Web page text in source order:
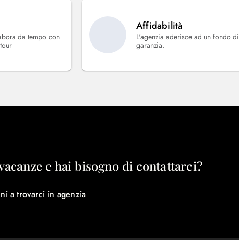
da tempo con
Affidabilità
L'agenzia aderisce ad un fondo di
garanzia.
e hai bisogno di contattarci?
a trovarci in agenzia